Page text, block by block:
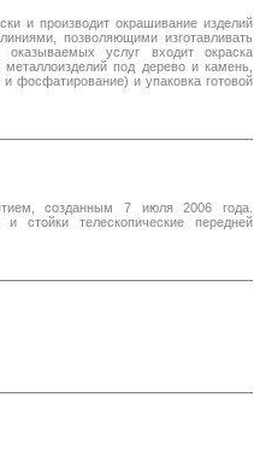
и производит окрашивание изделий
позволяющими изготавливать
услуг входит окраска
под дерево и камень,
фосфатирование) и упаковка готовой
созданным 7 июля 2006 года.
стойки телескопические передней